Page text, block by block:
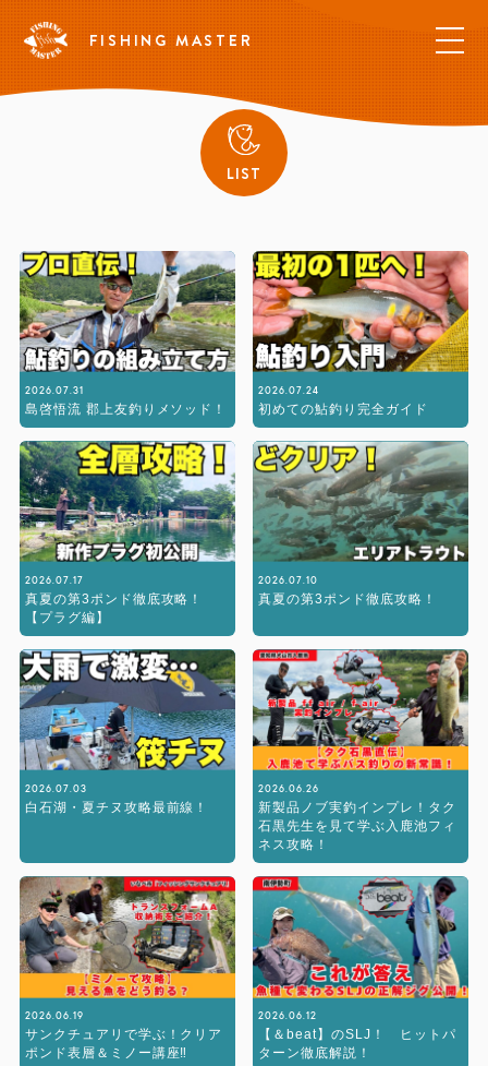
FISHING MASTER
LIST
2026.07.31
島啓悟流 郡上友釣りメソッド！
2026.07.24
初めての鮎釣り完全ガイド
2026.07.17
真夏の第3ポンド徹底攻略！
【プラグ編】
2026.07.10
真夏の第3ポンド徹底攻略！
2026.07.03
白石湖・夏チヌ攻略最前線！
2026.06.26
新製品ノブ実釣インプレ！タク
石黒先生を見て学ぶ入鹿池フィ
ネス攻略！
2026.06.19
サンクチュアリで学ぶ！クリア
ポンド表層＆ミノー講座‼︎
2026.06.12
【＆beat】のSLJ！ ヒットパ
ターン徹底解説！